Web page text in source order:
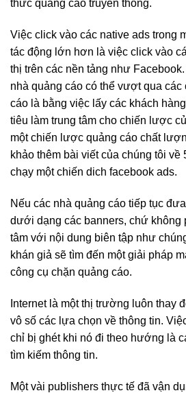
thức quảng cáo truyền thống.
Việc click vào các native ads trong
tác động lớn hơn là việc click vào
thị trên các nền tảng như
nhà quảng cáo có thể vượt qua các
cáo là bằng việc lấy các khách
tiêu làm trung tâm cho chiến lược
một chiến lược quảng cáo chất
khảo thêm bài viết của chúng tôi về
chạy một chiến dich facebook ads.
Nếu các nhà quảng cáo tiếp tục
dưới dạng các banners, chứ không
tâm với nội dung biên tập như
khán giả sẽ tìm đến một giải pháp
công cụ chặn quảng cáo.
Internet là một thị trường luôn thay
vô số các lựa chọn về thông tin.
chỉ bị ghét khi nó đi theo hướng là
tìm kiếm thông tin.
Một vài publishers thực tế đã vận